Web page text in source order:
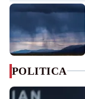
POLITICA